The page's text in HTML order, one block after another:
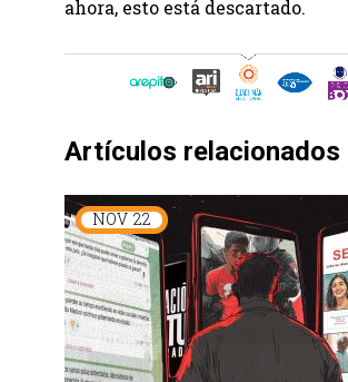
ahora, esto está descartado.
Artículos relacionados
NOV 22